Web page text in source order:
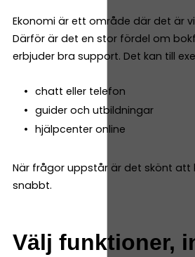
Ekonomi är ett område där det är
Därför är det en stor fördel om
erbjuder bra support. Det kan till
chatt eller telefon
guider och utbildningar
hjälpcenter online
När frågor uppstår är det skönt att
snabbt.
Välj funktioner,